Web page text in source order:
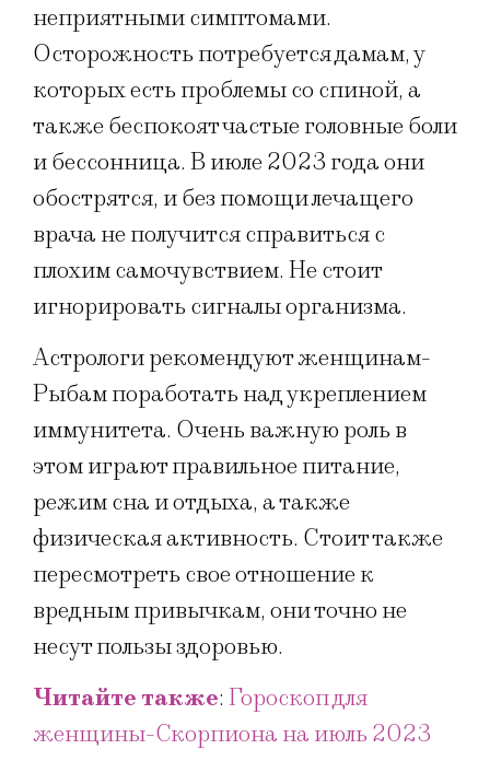
неприятными симптомами.
Осторожность потребуется дамам, у
которых есть проблемы со спиной, а
также беспокоят частые головные боли
и бессонница. В июле 2023 года они
обострятся, и без помощи лечащего
врача не получится справиться с
плохим самочувствием. Не стоит
игнорировать сигналы организма.
Астрологи рекомендуют женщинам-
Рыбам поработать над укреплением
иммунитета. Очень важную роль в
этом играют правильное питание,
режим сна и отдыха, а также
физическая активность. Стоит также
пересмотреть свое отношение к
вредным привычкам, они точно не
несут пользы здоровью.
Читайте также: Гороскоп для
женщины-Скорпиона на июль 2023